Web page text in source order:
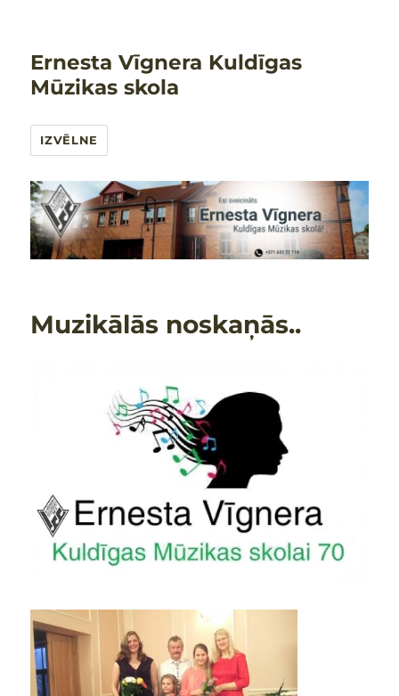
Ernesta Vīgnera Kuldīgas
Mūzikas skola
IZVĒLNE
Muzikālās noskaņās..